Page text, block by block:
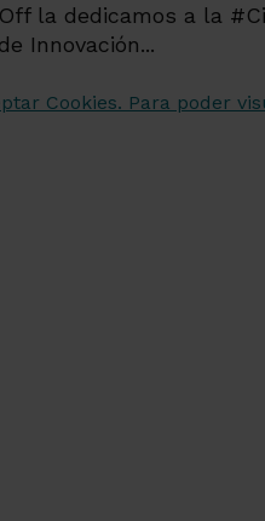
la dedicamos a la
Innovación...